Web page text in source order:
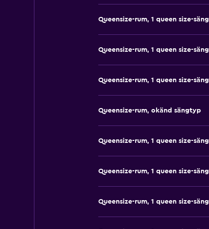
Queensize-rum, 1 queen size-säng
Queensize-rum, 1 queen size-säng
Queensize-rum, 1 queen size-säng
Queensize-rum, okänd sängtyp
Queensize-rum, 1 queen size-säng
Queensize-rum, 1 queen size-säng
Queensize-rum, 1 queen size-säng